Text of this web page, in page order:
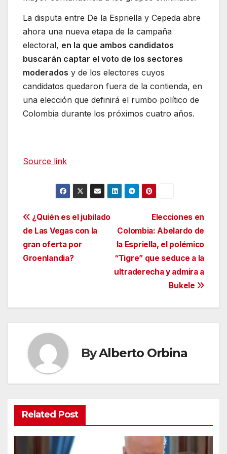
La disputa entre De la Espriella y Cepeda abre
ahora una nueva etapa de la campaña
electoral, en la que ambos candidatos
buscarán captar el voto de los sectores
moderados y de los electores cuyos
candidatos quedaron fuera de la contienda, en
una elección que definirá el rumbo político de
Colombia durante los próximos cuatro años.
Source link
Navegación
de
entradas
Elecciones en
Colombia: Abelardo de
la Espriella, el polémico
“Tigre” que seduce a la
ultraderecha y admira a
Bukele
¿Quién es el jubilado
de Las Vegas con la
gran oferta por
Groenlandia?
ByAlberto Orbina
Related Post